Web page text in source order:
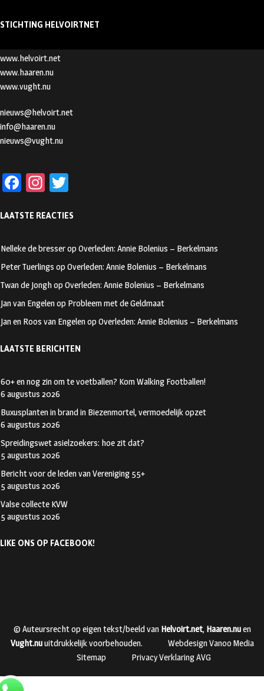
STICHTING HELVOIRTNET
www.helvoirt.net
www.haaren.nu
www.vught.nu
nieuws@helvoirt.net
info@haaren.nu
nieuws@vught.nu
Fa
b
oo
k
In
ag
m
tt
LAATSTE REACTIES
Nelleke de bresserop Overleden: Annie Bolenius – Berkelmans
Peter Tuerlings op Overleden: Annie Bolenius – Berkelmans
Twan de Jonghop Overleden: Annie Bolenius – Berkelmans
Jan van Engelenop Probleem met de Geldmaat
Jan en Roos van Engelenop Overleden: Annie Bolenius – Berkelmans
LAATSTE BERICHTEN
60+ en nog zin om te voetballen? Kom Walking Footballen!
6 augustus 2026
Buxusplanten in brand in Biezenmortel, vermoedelijk opzet
6 augustus 2026
Spreidingswet asielzoekers: hoe zit dat?
5 augustus 2026
Bericht voor de leden van Vereniging 55+
5 augustus 2026
Valse collecte KVW
5 augustus 2026
LIKE ONS OP FACEBOOK!
© Auteursrecht op eigen tekst/beeld van Helvoirt.net, Haaren.nuen
Vught.nuuitdrukkelijk voorbehouden.
Webdesign Vanoo Media
Sitemap
Privacy Verklaring AVG